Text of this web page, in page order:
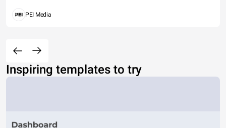
PEI Media
Inspiring templates to try